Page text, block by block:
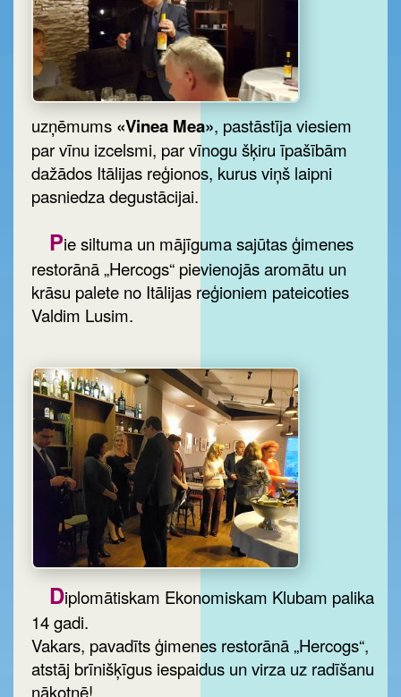
uzņēmums «Vinea Mea», pastāstīja viesiem
par vīnu izcelsmi, par vīnogu šķiru īpašībām
dažādos Itālijas reģionos, kurus viņš laipni
pasniedza degustācijai.
Pie siltuma un mājīguma sajūtas ģimenes
restorānā „Hercogs“ pievienojās aromātu un
krāsu palete no Itālijas reģioniem pateicoties
Valdim Lusim.
Diplomātiskam Ekonomiskam Klubam palika
14 gadi.
Vakars, pavadīts ģimenes restorānā „Hercogs“,
atstāj brīnišķīgus iespaidus un virza uz radīšanu
nākotnē!